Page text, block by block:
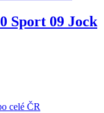
Sport 09 Jock
celé ČR